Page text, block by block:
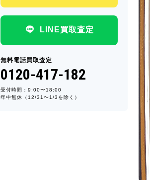
LINE買取査定
無料電話買取査定
0120-417-182
受付時間：9:00〜18:00
年中無休（12/31〜1/3を除く）